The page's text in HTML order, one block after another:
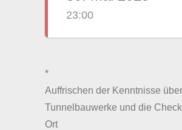
23:00
*
Auffrischen der Kenntnisse
Tunnelbauwerke und die
Ort